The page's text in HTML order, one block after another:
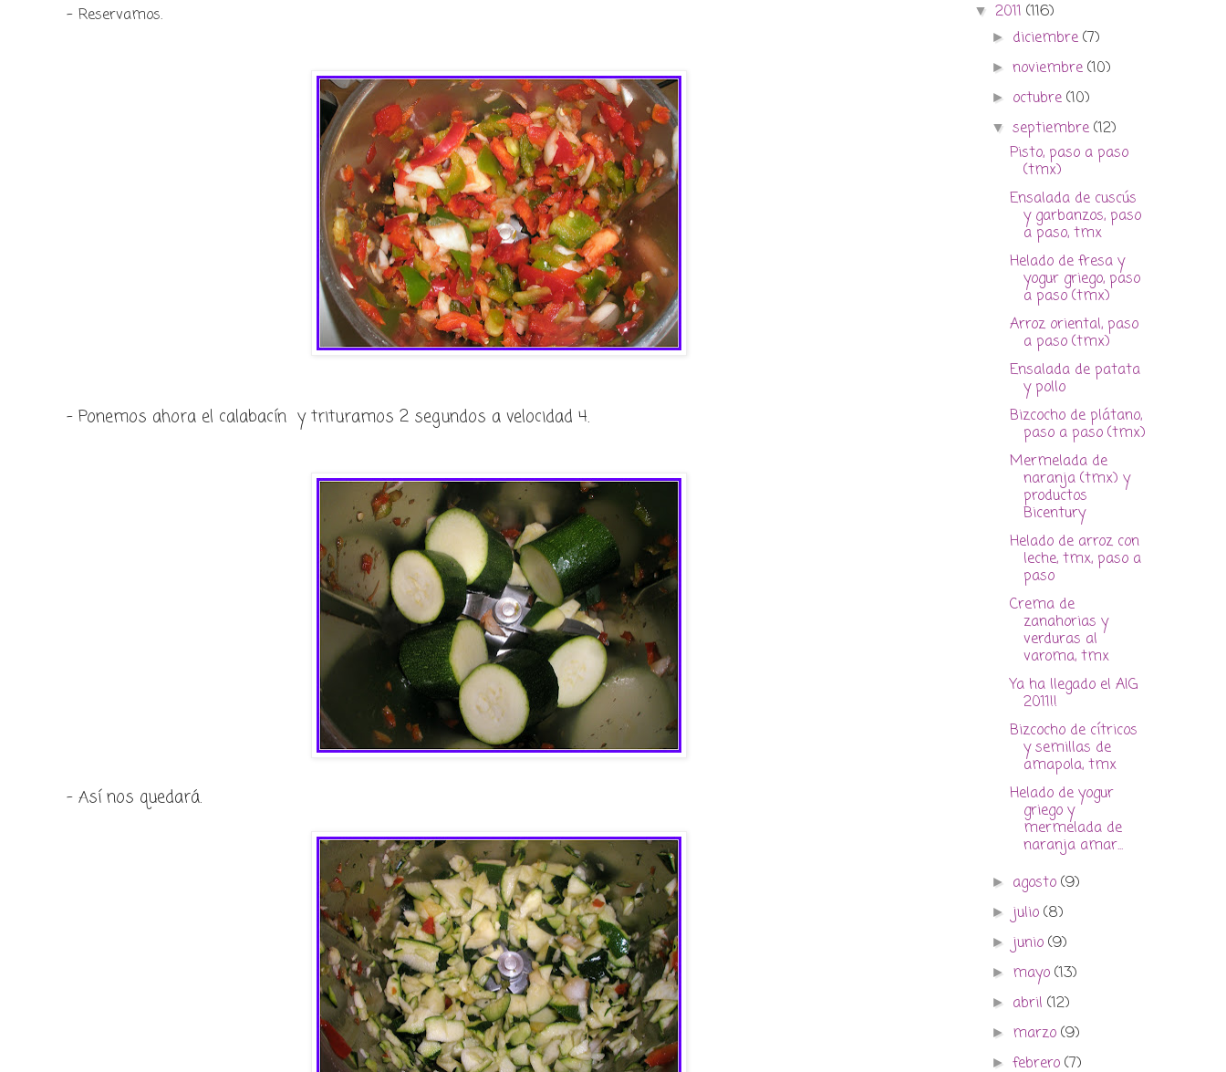
- Reservamos.
- Ponemos ahora el calabacín y trituramos 2 segundos a velocidad 4.
- Así nos quedará.
▼ 2011 (116)
► diciembre(7)
►noviembre(10)
► octubre(10)
▼septiembre(12)
Pisto, paso a paso
(tmx)
Ensalada de cuscús
y garbanzos, paso
a paso, tmx
Helado de fresa y
yogur griego, paso
a paso (tmx)
Arroz oriental, paso
a paso (tmx)
Ensalada de patata
y pollo
Bizcocho de plátano,
paso a paso (tmx)
Mermelada de
naranja (tmx) y
productos
Bicentury
Helado de arroz con
leche, tmx, paso a
paso
Crema de
zanahorias y
verduras al
varoma, tmx
Ya ha llegado el AIG
2011!!
Bizcocho de cítricos
y semillas de
amapola, tmx
Helado de yogur
griego y
mermelada de
naranja amar...
► agosto(9)
► julio(8)
► junio(9)
► mayo(13)
► abril(12)
► marzo(9)
►febrero(7)